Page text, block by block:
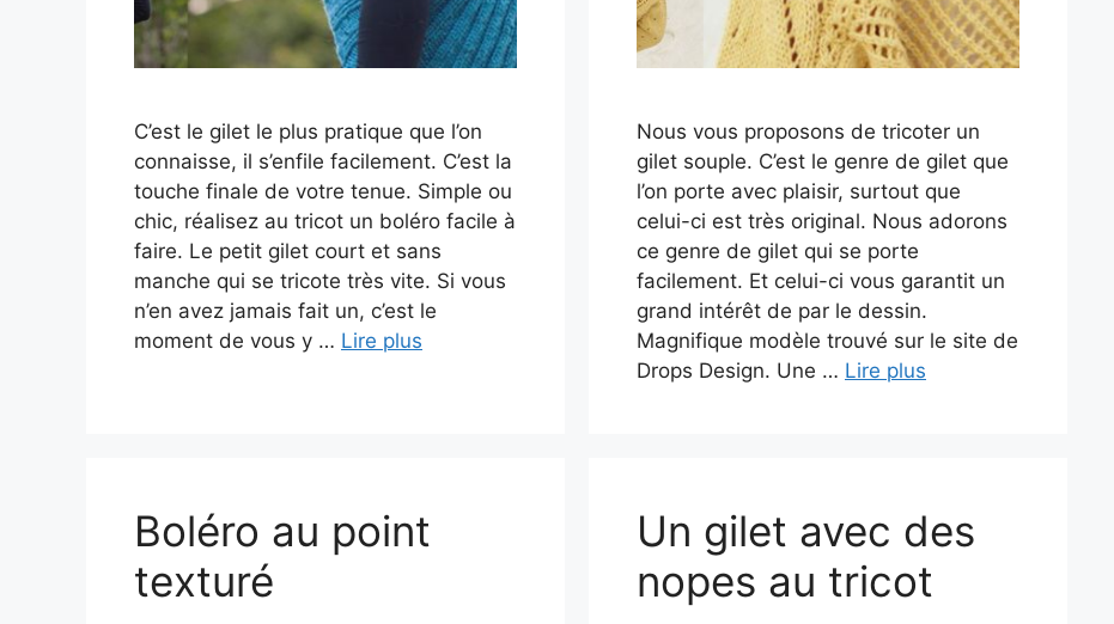
C’est le gilet le plus pratique que l’on
connaisse, il s’enfile facilement. C’est la
touche finale de votre tenue. Simple ou
chic, réalisez au tricot un boléro facile à
faire. Le petit gilet court et sans
manche qui se tricote très vite. Si vous
n’en avez jamais fait un, c’est le
moment de vous y … Lire plus
Nous vous proposons de tricoter un
gilet souple. C’est le genre de gilet que
l’on porte avec plaisir, surtout que
celui-ci est très original. Nous adorons
ce genre de gilet qui se porte
facilement. Et celui-ci vous garantit un
grand intérêt de par le dessin.
Magnifique modèle trouvé sur le site de
Drops Design. Une … Lire plus
Boléro au point
texturé
Un gilet avec des
nopes au tricot